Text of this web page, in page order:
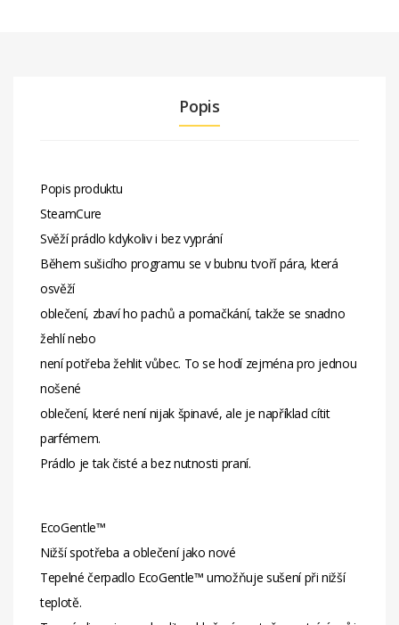
Popis
Popis produktu
SteamCure
Svěží prádlo kdykoliv i bez vyprání
Během sušicího programu se v bubnu tvoří pára, která
osvěží
oblečení, zbaví ho pachů a pomačkání, takže se snadno
žehlí nebo
není potřeba žehlit vůbec. To se hodí zejména pro jednou
nošené
oblečení, které není nijak špinavé, ale je například cítit
parfémem.
Prádlo je tak čisté a bez nutnosti praní.
EcoGentle™
Nižší spotřeba a oblečení jako nové
Tepelné čerpadlo EcoGentle™ umožňuje sušení při nižší
teplotě.